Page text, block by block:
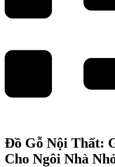
Đồ Gỗ Nội Thất:
Cho Ngôi Nhà